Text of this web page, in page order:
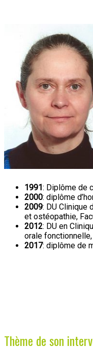
1991: Diplôme de
2000: diplôme
2009: DU Clinique
et ostéopathie,
2012: DU en
orale
2017: diplôme de
Thème de son